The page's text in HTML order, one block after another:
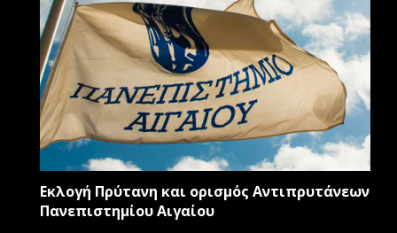
Εκλογή Πρύτανη και ορισμός Αντιπρυτάνεων
Πανεπιστημίου Αιγαίου